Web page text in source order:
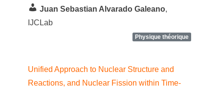
Juan Sebastian Alvarado Galeano,
IJCLab
Physique théorique
Unified Approach to Nuclear Structure and
Reactions, and Nuclear Fission within Time-